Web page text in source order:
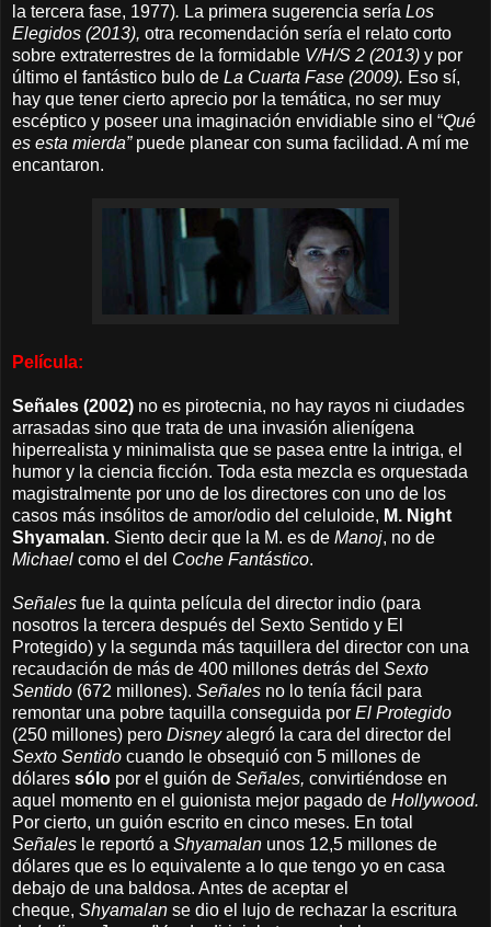
la tercera fase, 1977). La primera sugerencia sería Los
Elegidos (2013), otra recomendación sería el relato corto
sobre extraterrestres de la formidable V/H/S 2 (2013) y por
último el fantástico bulo de La Cuarta Fase (2009). Eso sí,
hay que tener cierto aprecio por la temática, no ser muy
escéptico y poseer una imaginación envidiable sino el “Qué
es esta mierda”puede planear con suma facilidad. A mí me
encantaron.
Película:
Señales (2002) no es pirotecnia, no hay rayos ni ciudades
arrasadas sino que trata de una invasión alienígena
hiperrealista y minimalista que se pasea entre la intriga, el
humor y la ciencia ficción. Toda esta mezcla es orquestada
magistralmente por uno de los directores con uno de los
casos más insólitos de amor/odio del celuloide, M. Night
Shyamalan. Siento decir que la M. es de Manoj, no de
Michael como el del Coche Fantástico.
Señales fue la quinta película del director indio (para
nosotros la tercera después del Sexto Sentido y El
Protegido) y la segunda más taquillera del director con una
recaudación de más de 400 millones detrás del Sexto
Sentido (672 millones). Señales no lo tenía fácil para
remontar una pobre taquilla conseguida por El Protegido
(250 millones) pero Disneyalegró la cara del director del
Sexto Sentido cuando le obsequió con 5 millones de
dólares sólo por el guión de Señales, convirtiéndose en
aquel momento en el guionista mejor pagado de Hollywood.
Por cierto, un guión escrito en cinco meses. En total
Señales le reportó a Shyamalan unos 12,5 millones de
dólares que es lo equivalente a lo que tengo yo en casa
debajo de una baldosa. Antes de aceptar el
cheque, Shyamalan se dio el lujo de rechazar la escritura